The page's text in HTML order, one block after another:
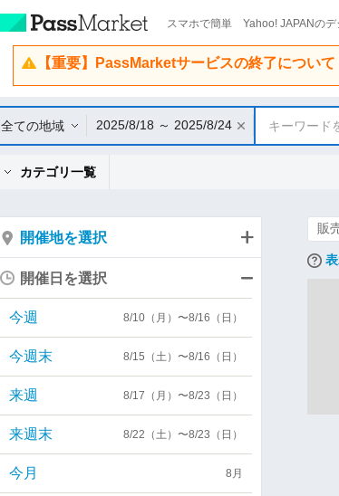
スマホで簡単 Yahoo! JAPANのデ
【重要】PassMarketサービスの終了について
全ての地域 2025/8/18 ～ 2025/8/24 キーワード
カテゴリ一覧
販
開催地を選択
開催日を選択
今週 8/10（月）〜8/16（日）
今週末 8/15（土）〜8/16（日）
来週 8/17（月）〜8/23（日）
来週末 8/22（土）〜8/23（日）
今月 8月